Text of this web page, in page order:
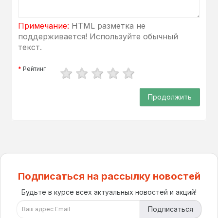
Примечание: HTML разметка не
поддерживается! Используйте обычный
текст.
Рейтинг
Продолжить
Подписаться на рассылку новостей
Будьте в курсе всех актуальных новостей и акций!
Подписаться